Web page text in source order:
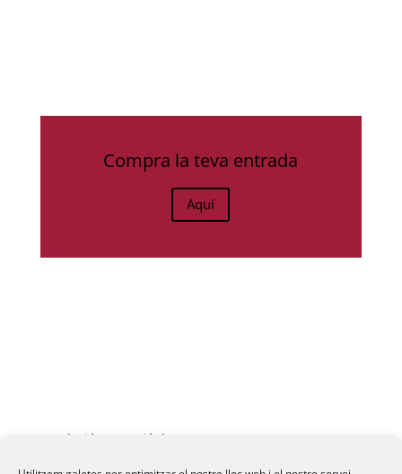
Compra la teva entrada
Aquí
Fundació La Passió d’Esparreguera, 2026